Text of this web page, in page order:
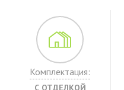
Комплектация:
С ОТДЕЛКОЙ